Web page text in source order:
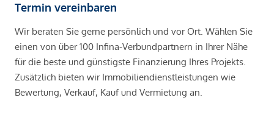
Termin vereinbaren
Wir beraten Sie gerne persönlich und vor Ort. Wählen Sie
einen von über 100 Infina-Verbundpartnern in Ihrer Nähe
für die beste und günstigste Finanzierung Ihres Projekts.
Zusätzlich bieten wir Immobiliendienstleistungen wie
Bewertung, Verkauf, Kauf und Vermietung an.